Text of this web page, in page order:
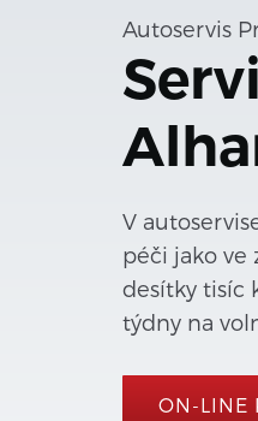
Autoservis
V
péči jako ve
desítky tisíc
týdny na
ON-LINE